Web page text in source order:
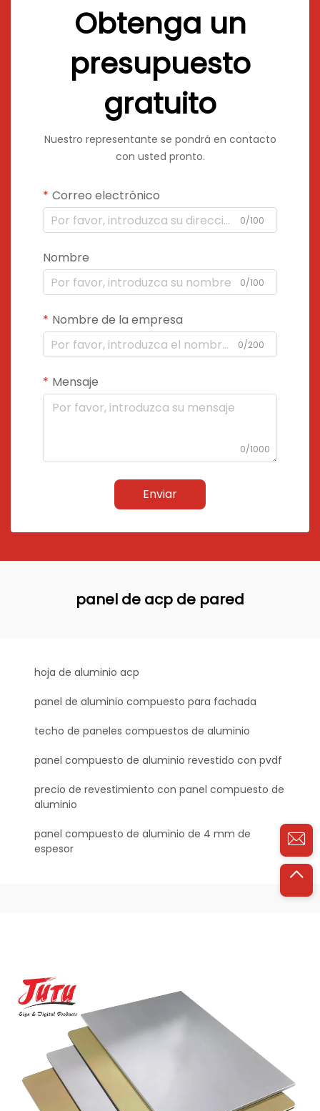
Obtenga un
presupuesto
gratuito
Nuestro representante se pondrá en contacto
con usted pronto.
Correo electrónico
0/100
Nombre
0/100
Nombre de la empresa
0/200
Mensaje
0/1000
Enviar
panel de acp de pared
hoja de aluminio acp
panel de aluminio compuesto para fachada
techo de paneles compuestos de aluminio
panel compuesto de aluminio revestido con pvdf
precio de revestimiento con panel compuesto de
aluminio
panel compuesto de aluminio de 4 mm de
espesor